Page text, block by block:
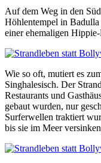
Auf dem Weg in den
Höhlentempel in
einer ehemaligen
Wie so oft, mutiert es
Singhalesisch. Der
Restaurants und
gebaut wurden, nur
Surferwellen traktiert
bis sie im Meer